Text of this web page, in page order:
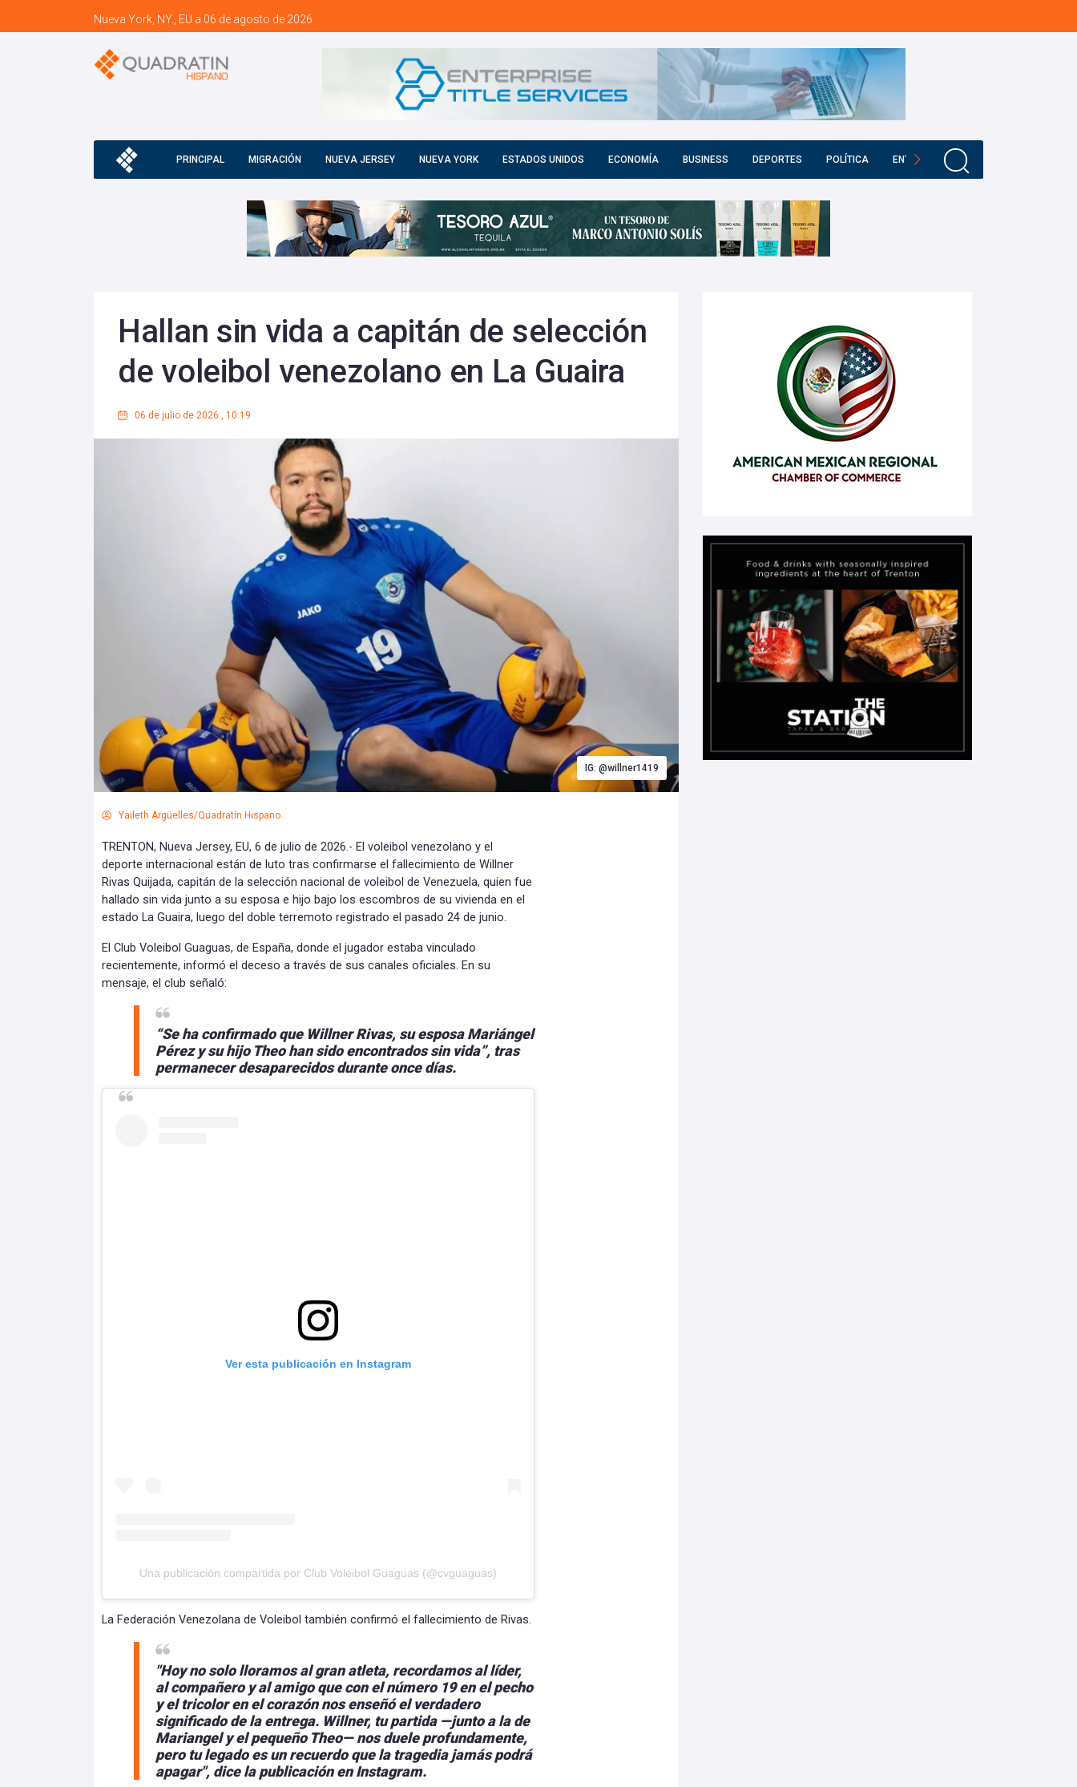
Nueva York, NY., EU a 06 de agosto de 2026
PRINCIPAL MIGRACIÓN NUEVA JERSEY NUEVA YORK ESTADOS UNIDOS ECONOMÍA BUSINESS DEPORTES POLÍTICA ENTRETENIMIENTO
Hallan sin vida a capitán de selección
de voleibol venezolano en La Guaira
06 de julio de 2026 , 10:19
IG: @willner1419
Yaileth Argüelles/Quadratín Hispano
TRENTON, Nueva Jersey, EU, 6 de julio de 2026.- El voleibol venezolano y el
deporte internacional están de luto tras confirmarse el fallecimiento de Willner
Rivas Quijada, capitán de la selección nacional de voleibol de Venezuela, quien fue
hallado sin vida junto a su esposa e hijo bajo los escombros de su vivienda en el
estado La Guaira, luego del doble terremoto registrado el pasado 24 de junio.
El Club Voleibol Guaguas, de España, donde el jugador estaba vinculado
recientemente, informó el deceso a través de sus canales oficiales. En su
mensaje, el club señaló:
“Se ha confirmado que Willner Rivas, su esposa Mariángel
Pérez y su hijo Theo han sido encontrados sin vida”, tras
permanecer desaparecidos durante once días.
Ver esta publicación en Instagram
Una publicación compartida por Club Voleibol Guaguas (@cvguaguas)
La Federación Venezolana de Voleibol también confirmó el fallecimiento de Rivas.
"Hoy no solo lloramos al gran atleta, recordamos al líder,
al compañero y al amigo que con el número 19 en el pecho
y el tricolor en el corazón nos enseñó el verdadero
significado de la entrega. Willner, tu partida —junto a la de
Mariangel y el pequeño Theo— nos duele profundamente,
pero tu legado es un recuerdo que la tragedia jamás podrá
apagar", dice la publicación en Instagram.